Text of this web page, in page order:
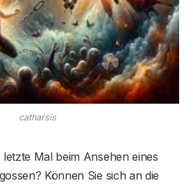
catharsis
Mal beim Ansehen eines
Können Sie sich an die